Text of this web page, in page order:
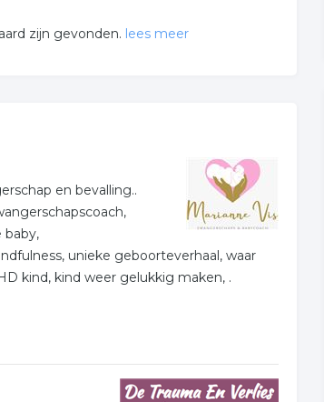
zijn gevonden. lees meer
meer over de onderneming te weten te
aan coaching advies uit
vallen ook onder deze bedrijven
en bevalling..
baby,
unieke geboorteverhaal, waar
kind, kind weer gelukkig maken, .